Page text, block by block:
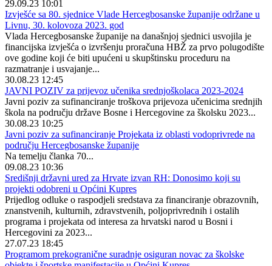
29.09.23 10:01
Izvješće sa 80. sjednice Vlade Hercegbosanske županije održane u
Livnu, 30. kolovoza 2023. god
Vlada Hercegbosanske županije na današnjoj sjednici usvojila je
financijska izvješća o izvršenju proračuna HBŽ za prvo polugodište
ove godine koji će biti upućeni u skupštinsku proceduru na
razmatranje i usvajanje...
30.08.23 12:45
JAVNI POZIV za prijevoz učenika srednjoškolaca 2023-2024
Javni poziv za sufinanciranje troškova prijevoza učenicima srednjih
škola na području države Bosne i Hercegovine za školsku 2023...
30.08.23 10:25
Javni poziv za sufinanciranje Projekata iz oblasti vodoprivrede na
području Hercegbosanske županije
Na temelju članka 70...
09.08.23 10:36
Središnji državni ured za Hrvate izvan RH: Donosimo koji su
projekti odobreni u Općini Kupres
Prijedlog odluke o raspodjeli sredstava za financiranje obrazovnih,
znanstvenih, kulturnih, zdravstvenih, poljoprivrednih i ostalih
programa i projekata od interesa za hrvatski narod u Bosni i
Hercegovini za 2023...
27.07.23 18:45
Programom prekogranične suradnje osiguran novac za školske